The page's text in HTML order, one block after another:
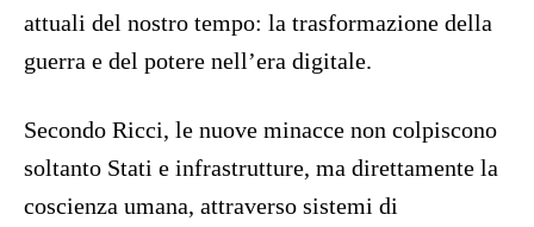
attuali del nostro tempo: la trasformazione della
guerra e del potere nell’era digitale.
Secondo Ricci, le nuove minacce non colpiscono
soltanto Stati e infrastrutture, ma direttamente la
coscienza umana, attraverso sistemi di